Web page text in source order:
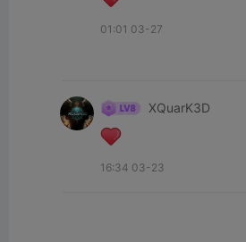
01:01 03-27
XQuarK3D
16:34 03-23